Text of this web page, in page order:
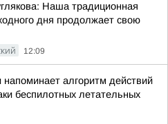
Наша традиционная
дня продолжает свою
12:09
алгоритм действий
беспилотных летательных